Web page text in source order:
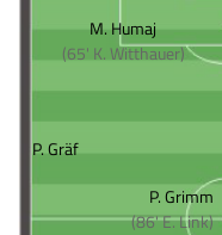
M. Humaj
(65' K. Witthauer)
P. Gräf
P. Grimm
(86' E. Link)